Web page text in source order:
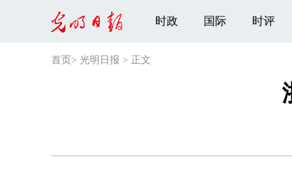
时政 国际 时评
首页 > 光明日报 > 正文